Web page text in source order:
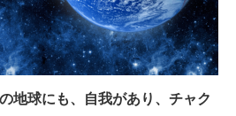
地球にも、自我があり、チャク